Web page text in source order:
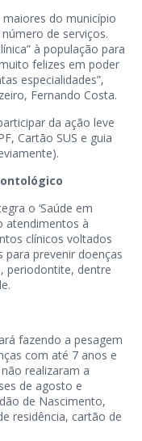
do município
de serviços.
à população para
felizes em poder
especialidades”,
Fernando Costa.
da ação leve
Cartão SUS e guia
o ‘Saúde em
atendimentos à
clínicos voltados
prevenir doenças
periodontite, dentre
fazendo a pesagem
com até 7 anos e
realizaram a
de agosto e
de Nascimento,
residência, cartão de